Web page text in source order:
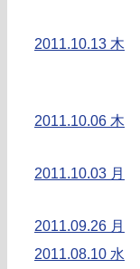
2011.10.13 木
2011.10.06 木
2011.10.03 月
2011.09.26 月
2011.08.10 水